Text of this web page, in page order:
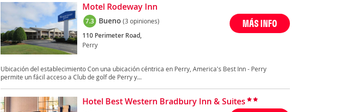
Motel Rodeway Inn
7.3 Bueno (3 opiniones)
110 Perimeter Road,
Perry
MÁS INFO
Ubicación del establecimiento Con una ubicación céntrica en Perry, America's Best Inn - Perry
permite un fácil acceso a Club de golf de Perry y...
Hotel Best Western Bradbury Inn & Suites